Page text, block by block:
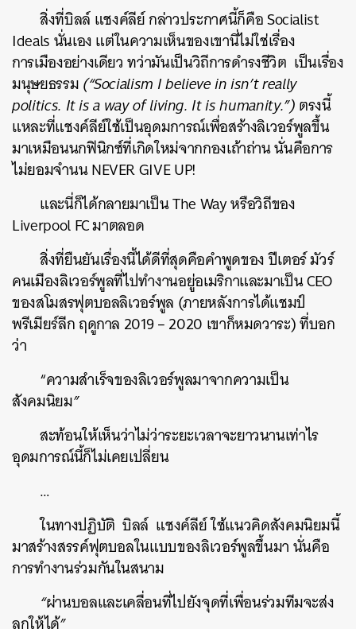
สิ่งที่บิลล์แชงค์ลีย์กล่าวประกาศนี้ก็คือSocialist
Idealsนั่นเองแต่ในความเห็นของเขานี่ไม่ใช่เรื่อง
การเมืองอย่างเดียวทว่ามันเป็นวิถีการดำรงชีวิต เป็นเรื่อง
มนุษยธรรม(“Socialism I believe in isn’t really
politics. It is a way of living. It is humanity.”)ตรงนี้
แหละที่แชงค์ลีย์ใช้เป็นอุดมการณ์เพื่อสร้างลิเวอร์พูลขึ้น
มาเหมือนนกฟินิกซ์ที่เกิดใหม่จากกองเถ้าถ่านนั่นคือการ
ไม่ยอมจำนนNEVER GIVE UP!
และนี่ก็ได้กลายมาเป็นThe Wayหรือวิถีของ
Liverpool FCมาตลอด
สิ่งที่ยืนยันเรื่องนี้ได้ดีที่สุดคือคำพูดของปีเตอร์ มัวร์
คนเมืองลิเวอร์พูลที่ไปทำงานอยู่อเมริกาและมาเป็นCEO
ของสโมสรฟุตบอลลิเวอร์พูล (ภายหลังการได้แชมป์
พรีเมียร์ลีกฤดูกาล 2019 – 2020 เขาก็หมดวาระ)ที่บอก
ว่า
“ความสำเร็จของลิเวอร์พูลมาจากความเป็น
สังคมนิยม”
สะท้อนให้เห็นว่าไม่ว่าระยะเวลาจะยาวนานเท่าไร
อุดมการณ์นี้ก็ไม่เคยเปลี่ยน
…
ในทางปฏิบัติ บิลล์ แชงค์ลีย์ใช้แนวคิดสังคมนิยมนี้
มาสร้างสรรค์ฟุตบอลในแบบของลิเวอร์พูลขึ้นมานั่นคือ
การทำงานร่วมกันในสนาม
“ผ่านบอลและเคลื่อนที่ไปยังจุดที่เพื่อนร่วมทีมจะส่ง